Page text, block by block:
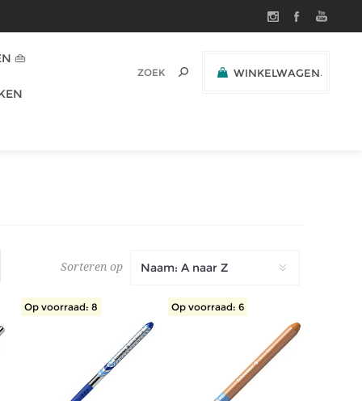
WINKELWAGEN
👜
Sorteren op
Op voorraad: 8 Op voorraad: 6